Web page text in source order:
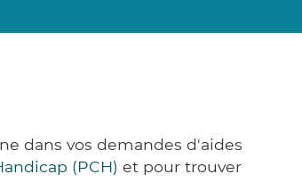
dans vos demandes d'aides
(PCH) et pour trouver